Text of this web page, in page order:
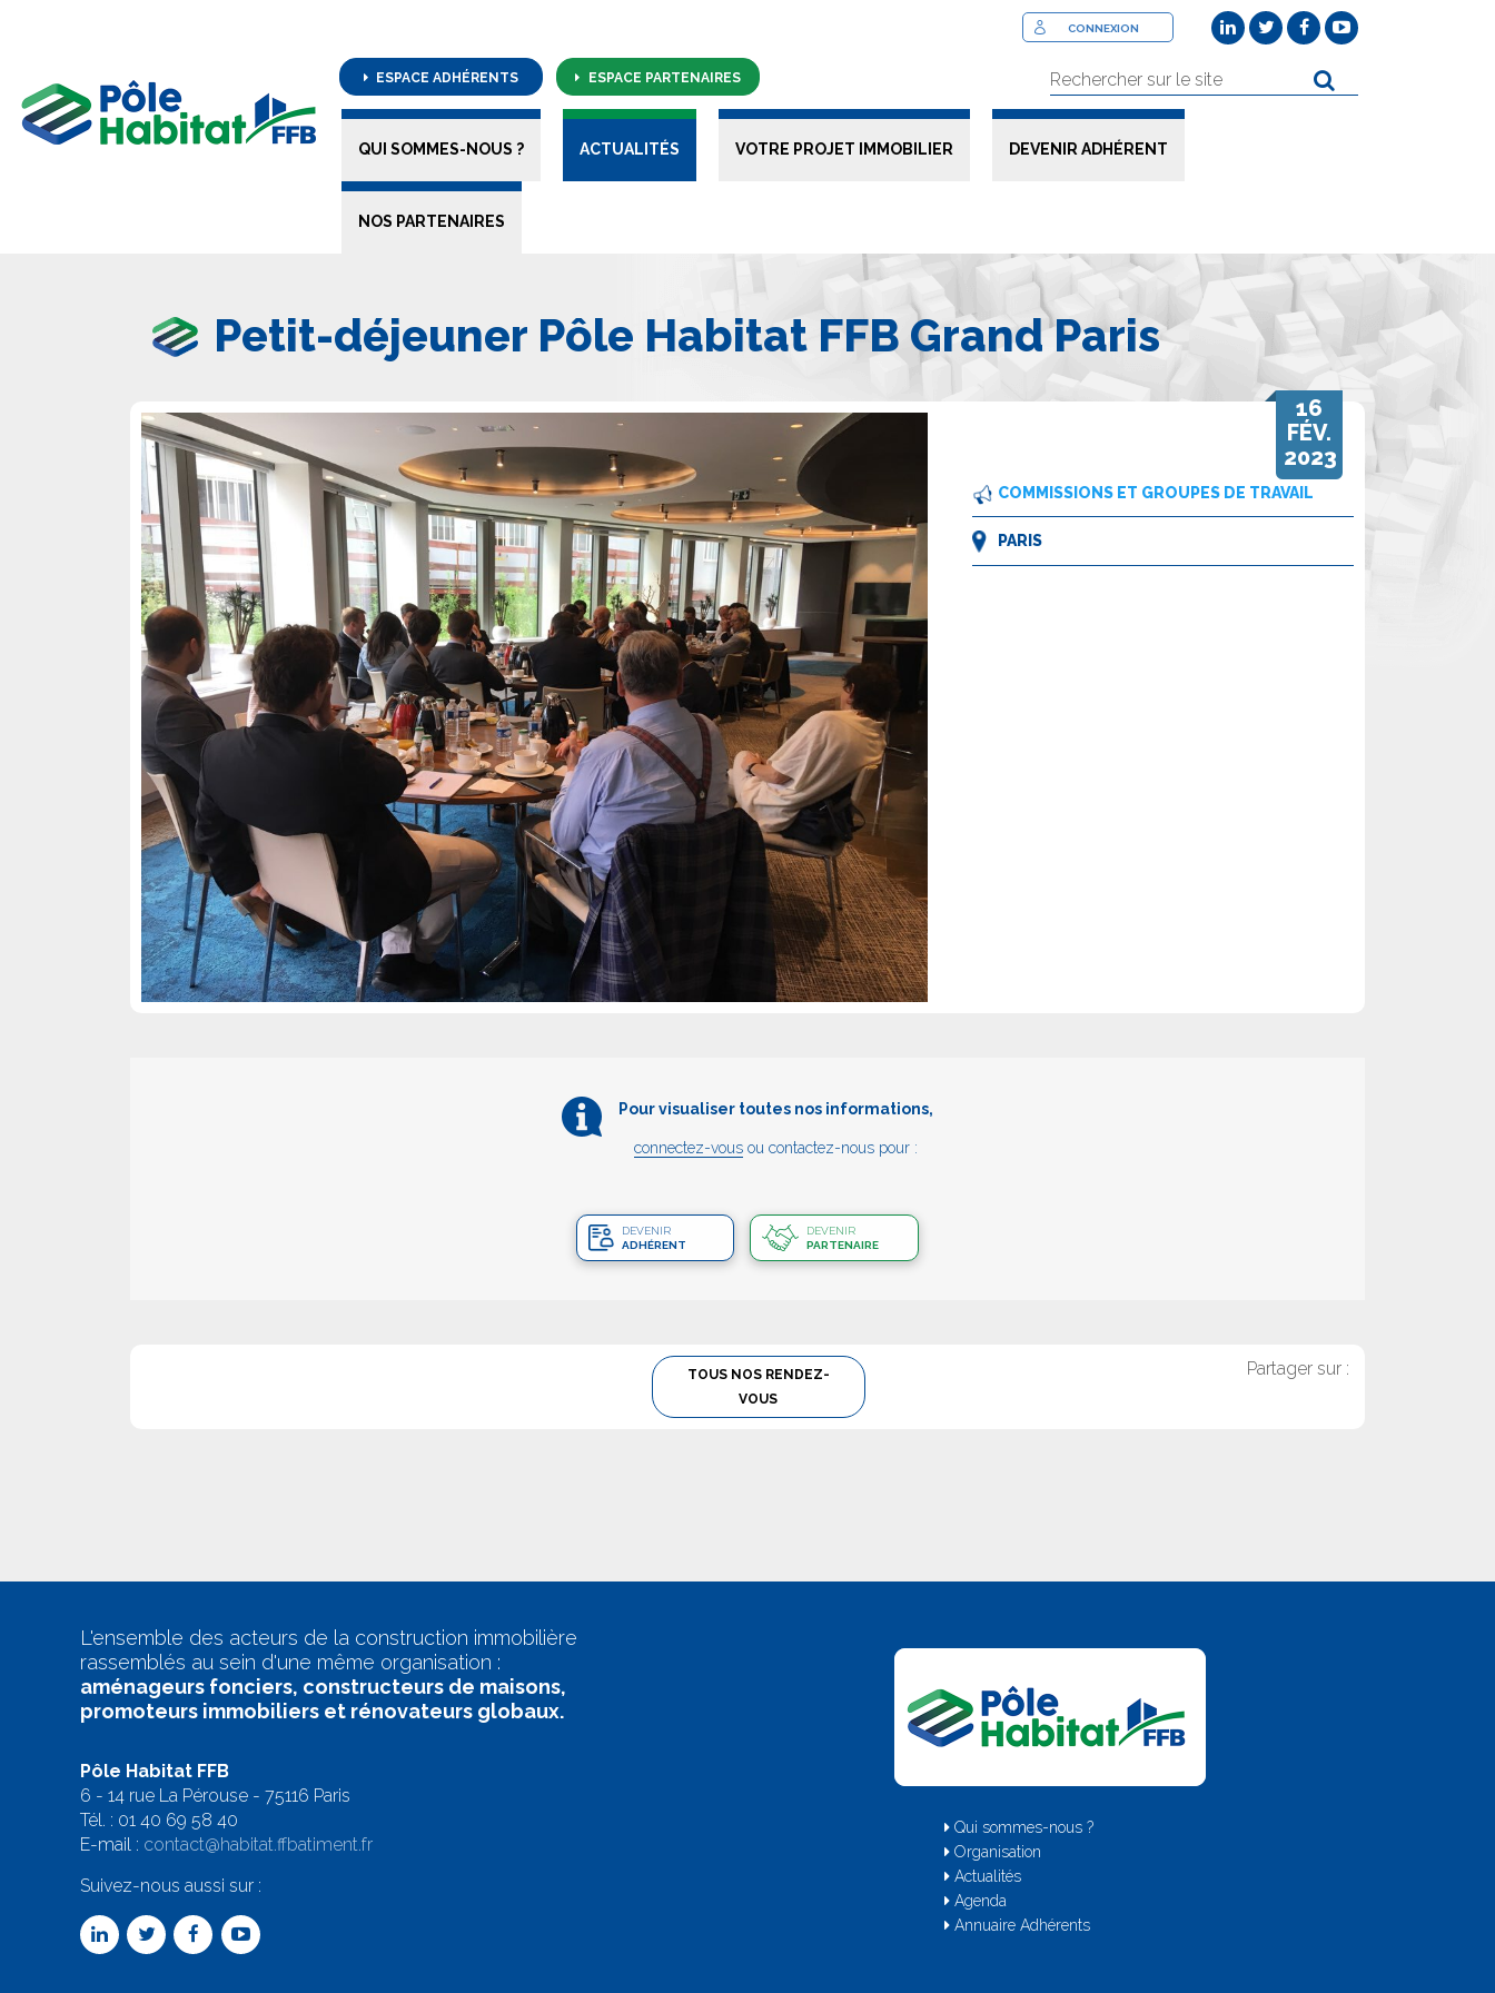
CONNEXION
ESPACE ADHÉRENTS ESPACE PARTENAIRES
QUI SOMMES-NOUS ? ACTUALITÉS VOTRE PROJET IMMOBILIER DEVENIR ADHÉRENT
NOS PARTENAIRES
Petit-déjeuner Pôle Habitat FFB Grand Paris
16
FÉV.
2023
COMMISSIONS ET GROUPES DE TRAVAIL
PARIS
Pour visualiser toutes nos informations,
connectez-vousou contactez-nous pour :
DEVENIR
ADHÉRENT
DEVENIR
PARTENAIRE
TOUS NOS RENDEZ-
VOUS
Partager sur :
L'ensemble des acteurs de la construction immobilière
rassemblés au sein d'une même organisation :
aménageurs fonciers, constructeurs de maisons,
promoteurs immobiliers et rénovateurs globaux.
Pôle Habitat FFB
6 - 14 rue La Pérouse - 75116 Paris
Tél. : 01 40 69 58 40
E-mail : contact@habitat.ffbatiment.fr
Suivez-nous aussi sur :
Qui sommes-nous ?
Organisation
Actualités
Agenda
Annuaire Adhérents